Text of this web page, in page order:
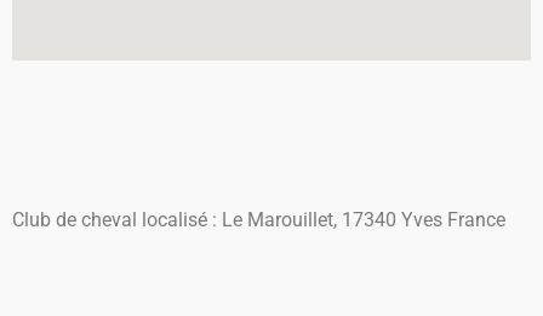
Club de cheval localisé : Le Marouillet, 17340 Yves France